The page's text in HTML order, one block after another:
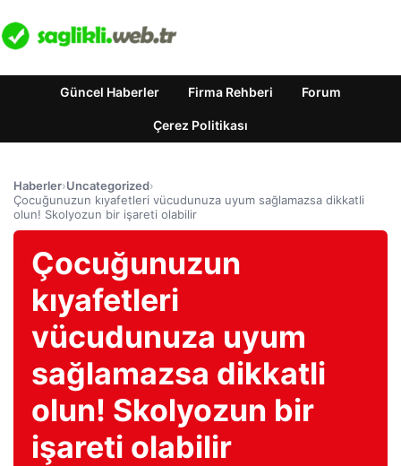
Güncel Haberler Firma Rehberi Forum
Çerez Politikası
Haberler›Uncategorized›
Çocuğunuzun kıyafetleri vücudunuza uyum sağlamazsa dikkatli
olun! Skolyozun bir işareti olabilir
Çocuğunuzun
kıyafetleri
vücudunuza uyum
sağlamazsa dikkatli
olun! Skolyozun bir
işareti olabilir